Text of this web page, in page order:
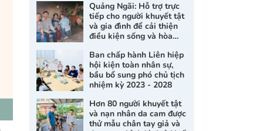
Quảng Ngãi: Hỗ trợ trực
tiếp cho người khuyết tật
và gia đình để cải thiện
điều kiện sống và hòa
Ban chấp hành Liên hiệp
hội kiện toàn nhân sự,
bầu bổ sung phó chủ tịch
nhiệm kỳ 2023 - 2028
Hơn 80 người khuyết tật
và nạn nhân da cam được
thử mẫu chân tay giả và